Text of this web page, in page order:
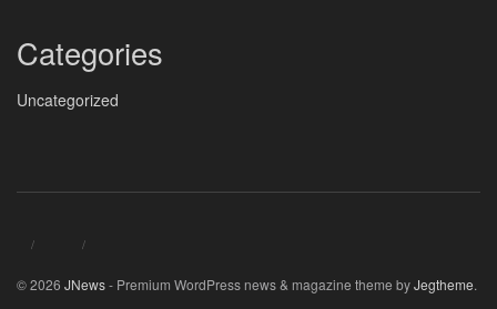
Categories
Uncategorized
© 2026 JNews- Premium WordPress news & magazine theme byJegtheme.